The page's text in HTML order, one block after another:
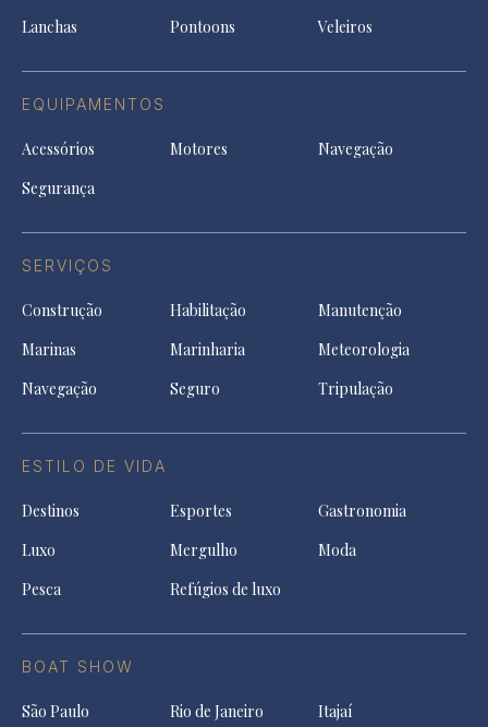
Lanchas
Pontoons Veleiros
EQUIPAMENTOS
Acessórios Motores
Navegação
Segurança
SERVIÇOS
Construção Habilitação
Manutenção
Marinas
Marinharia
Meteorologia
Navegação
Seguro Tripulação
ESTILO DE VIDA
Destinos Esportes
Gastronomia
Luxo
Mergulho
Moda
Pesca
Refúgios de luxo
BOAT SHOW
São Paulo Rio de Janeiro
Itajaí